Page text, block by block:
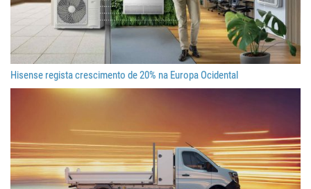
Hisense regista crescimento de 20% na Europa Ocidental